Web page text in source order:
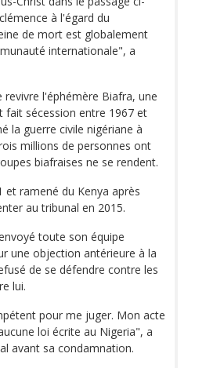
à l'égard du
de mort est globalement
internationale", a
revivre l'éphémère Biafra, une
fait sécession entre 1967 et
la guerre civile nigériane à
millions de personnes ont
biafraises ne se rendent.
et ramené du Kenya après
au tribunal en 2015.
toute son équipe
une objection antérieure à la
de se défendre contre les
lui.
pour me juger. Mon acte
loi écrite au Nigeria", a
avant sa condamnation.